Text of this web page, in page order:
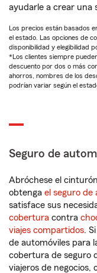
ayudarle a crear una
Los precios están basados
el estado. Las opciones de
disponibilidad y elegibilidad
*Los clientes siempre
descuento por dos o más
ahorros, nombres de los
podrían variar según el
Seguro de
Abróchese el
obtenga el seguro de
satisface sus
cobertura contra
viajes compartidos.
de automóviles para
cobertura de seguro
viajeros de negocios,